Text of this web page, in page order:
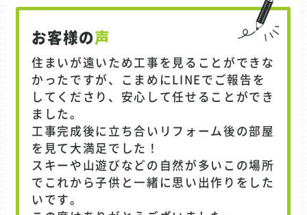
お客様の声
住まいが遠いため工事を見ることができな
かったですが、こまめにLINEでご報告を
してくださり、安心して任せることができ
ました。
工事完成後に立ち合いリフォーム後の部屋
を見て大満足でした！
スキーや山遊びなどの自然が多いこの場所
でこれから子供と一緒に思い出作りをした
いです。